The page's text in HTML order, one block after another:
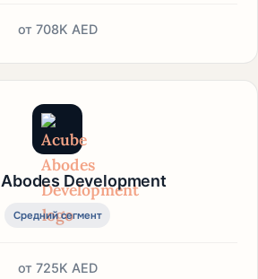
от 708K AED
Development
Средний сегмент
от 725K AED